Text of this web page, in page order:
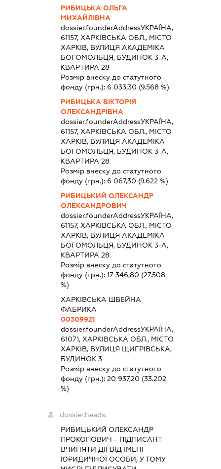
РИБИЦЬКА ОЛЬГА
МИХАЙЛІВНА
dossier.founderAddressУКРАЇНА,
61157, ХАРКІВСЬКА ОБЛ., МІСТО
ХАРКІВ, ВУЛИЦЯ АКАДЕМІКА
БОГОМОЛЬЦЯ, БУДИНОК 3-А,
КВАРТИРА 28
Розмір внеску до статутного
фонду (грн.): 6 033,30 (9.568 %)
РИБИЦЬКА ВІКТОРІЯ
ОЛЕКСАНДРІВНА
dossier.founderAddressУКРАЇНА,
61157, ХАРКІВСЬКА ОБЛ., МІСТО
ХАРКІВ, ВУЛИЦЯ АКАДЕМІКА
БОГОМОЛЬЦЯ, БУДИНОК 3-А,
КВАРТИРА 28
Розмір внеску до статутного
фонду (грн.): 6 067,30 (9.622 %)
РИБИЦЬКИЙ ОЛЕКСАНДР
ОЛЕКСАНДРОВИЧ
dossier.founderAddressУКРАЇНА,
61157, ХАРКІВСЬКА ОБЛ., МІСТО
ХАРКІВ, ВУЛИЦЯ АКАДЕМІКА
БОГОМОЛЬЦЯ, БУДИНОК 3-А,
КВАРТИРА 28
Розмір внеску до статутного
фонду (грн.): 17 346,80 (27.508
%)
ХАРКІВСЬКА ШВЕЙНА
ФАБРИКА
00309921
dossier.founderAddressУКРАЇНА,
61071, ХАРКІВСЬКА ОБЛ., МІСТО
ХАРКІВ, ВУЛИЦЯ ЩИГРІВСЬКА,
БУДИНОК 3
Розмір внеску до статутного
фонду (грн.): 20 937,20 (33.202
%)
dossier.heads:
РИБИЦЬКИЙ ОЛЕКСАНДР
ПРОКОПОВИЧ - ПІДПИСАНТ
ВЧИНЯТИ ДІЇ ВІД ІМЕНІ
ЮРИДИЧНОЇ ОСОБИ, У ТОМУ